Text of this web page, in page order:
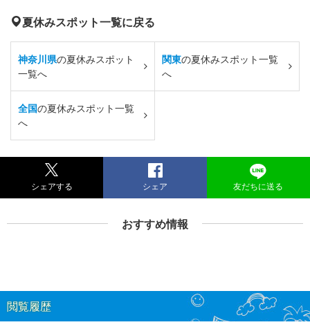
夏休みスポット一覧に戻る
神奈川県の夏休みスポット
一覧へ
関東の夏休みスポット一覧
へ
全国の夏休みスポット一覧
へ
シェアする シェア 友だちに送る
おすすめ情報
閲覧履歴